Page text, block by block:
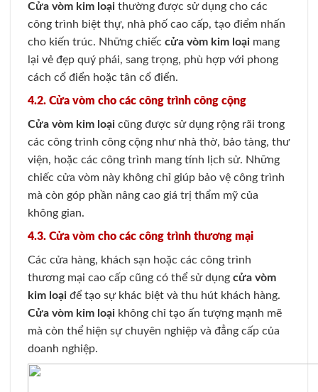
Cửa vòm kim loại thường được sử dụng cho các
công trình biệt thự, nhà phố cao cấp, tạo điểm nhấn
cho kiến trúc. Những chiếc cửa vòm kim loại mang
lại vẻ đẹp quý phái, sang trọng, phù hợp với phong
cách cổ điển hoặc tân cổ điển.
4.2. Cửa vòm cho các công trình công cộng
Cửa vòm kim loại cũng được sử dụng rộng rãi trong
các công trình công cộng như nhà thờ, bảo tàng, thư
viện, hoặc các công trình mang tính lịch sử. Những
chiếc cửa vòm này không chỉ giúp bảo vệ công trình
mà còn góp phần nâng cao giá trị thẩm mỹ của
không gian.
4.3. Cửa vòm cho các công trình thương mại
Các cửa hàng, khách sạn hoặc các công trình
thương mại cao cấp cũng có thể sử dụng cửa vòm
kim loại để tạo sự khác biệt và thu hút khách hàng.
Cửa vòm kim loại không chỉ tạo ấn tượng mạnh mẽ
mà còn thể hiện sự chuyên nghiệp và đẳng cấp của
doanh nghiệp.